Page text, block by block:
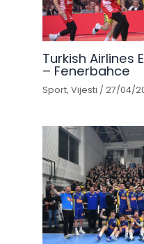
Turkish Airlines
– Fenerbahce
Sport,Vijesti /27/04/